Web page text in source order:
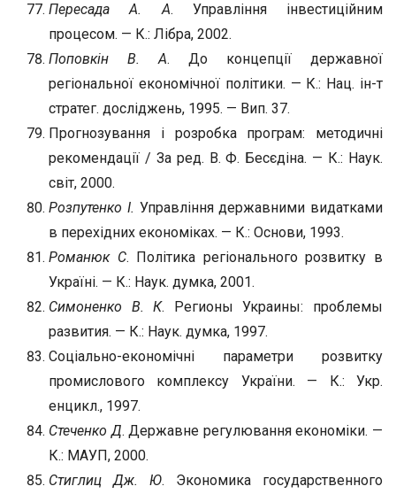
Пересада А. А. Управління інвестиційним
процесом. — К.: Лібра, 2002.
Поповкін В. А. До концепції державної
регіональної економічної політики. — К.: Нац. ін-т
стратег. досліджень, 1995. — Вип. 37.
Прогнозування і розробка програм: методичні
рекомендації / За ред. В. Ф. Бесєдіна. — К.: Наук.
світ, 2000.
Розпутенко І. Управління державними видатками
в перехідних економіках. — К.: Основи, 1993.
Романюк С. Політика регіонального розвитку в
Україні. — К.: Наук. думка, 2001.
Симоненко В. К. Регионы Украины: проблемы
развития. — К.: Наук. думка, 1997.
Соціально-економічні параметри розвитку
промислового комплексу України. — К.: Укр.
енцикл., 1997.
Стеченко Д. Державне регулювання економіки. —
К.: МАУП, 2000.
Стиглиц Дж. Ю. Экономика государственного